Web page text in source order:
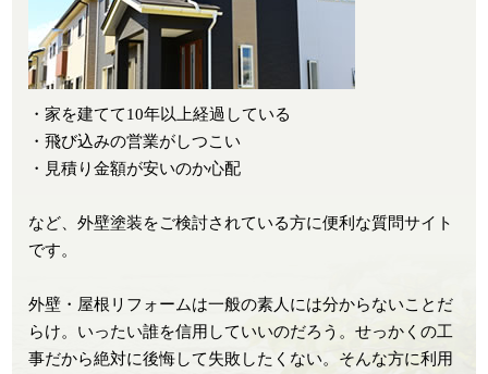
・家を建てて10年以上経過している
・飛び込みの営業がしつこい
・見積り金額が安いのか心配
など、外壁塗装をご検討されている方に便利な質問サイト
です。
外壁・屋根リフォームは一般の素人には分からないことだ
らけ。いったい誰を信用していいのだろう。せっかくの工
事だから絶対に後悔して失敗したくない。そんな方に利用